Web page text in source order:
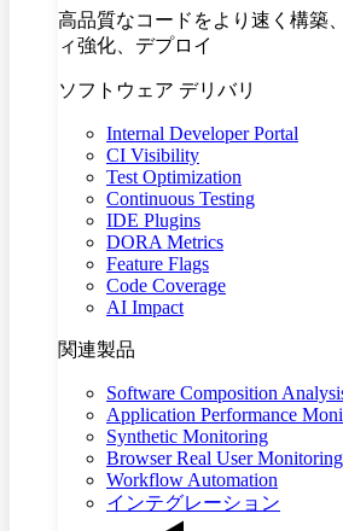
高品質なコードをより速く構築
ィ強化、デプロイ
ソフトウェア デリバリ
Internal Developer Portal
CI Visibility
Test Optimization
Continuous Testing
IDE Plugins
DORA Metrics
Feature Flags
Code Coverage
AI Impact
関連製品
Software Composition
Application Performance
Synthetic Monitoring
Browser Real User Monitoring
Workflow Automation
インテグレーション